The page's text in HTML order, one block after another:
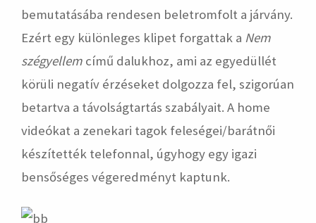
bemutatásába rendesen beletromfolt a járvány.
Ezért egy különleges klipet forgattak a Nem
szégyellem című dalukhoz, ami az egyedüllét
körüli negatív érzéseket dolgozza fel, szigorúan
betartva a távolságtartás szabályait. A home
videókat a zenekari tagok feleségei/barátnői
készítették telefonnal, úgyhogy egy igazi
bensőséges végeredményt kaptunk.